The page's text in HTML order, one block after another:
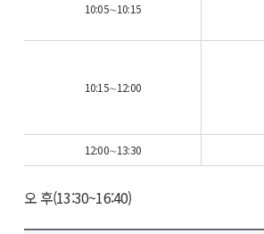
10:05∼10:15
10:15∼12:00
12:00∼13:30
오 후(13:30~16:40)